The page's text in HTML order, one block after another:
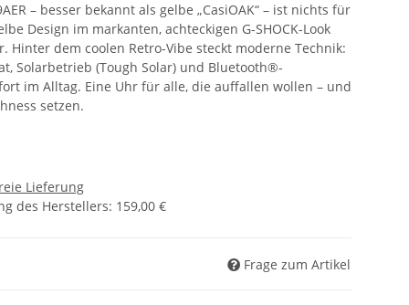
– besser bekannt als gelbe „CasiOAK“ – ist nichts für
Design im markanten, achteckigen G-SHOCK-Look
Hinter dem coolen Retro-Vibe steckt moderne Technik:
Solarbetrieb (Tough Solar) und Bluetooth®-
im Alltag. Eine Uhr für alle, die auffallen wollen – und
setzen.
Lieferung
des Herstellers: 159,00 €
Frage zum Artikel